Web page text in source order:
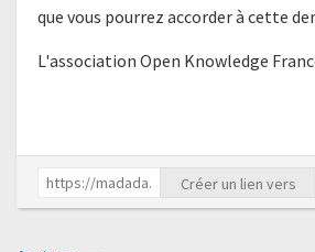
que vous pourrez accorder à cette
L'association Open Knowledge
Créer un lien vers